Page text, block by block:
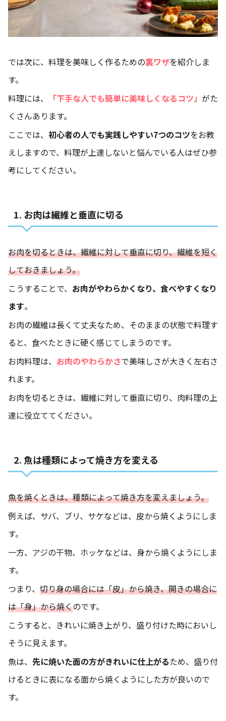
では次に、料理を美味しく作るための裏ワザを紹介しま
す。
料理には、
「下手な人でも簡単に美味しくなるコツ」 がた
くさんあります。
ここでは、 初心者の人でも実践しやすい7つのコツをお教
えしますので、料理が上達しないと悩んでいる人はぜひ参
考にしてください。
1. お肉は繊維と垂直に切る
お肉を切るときは、繊維に対して垂直に切り、繊維を短く
しておきましょう。
こうすることで、 お肉がやわらかくなり、食べやすくなり
ます。
お肉の繊維は長くて丈夫なため、そのままの状態で料理す
ると、食べたときに硬く感じてしまうのです。
お肉料理は、 お肉のやわらかさで美味しさが大きく左右さ
れます。
お肉を切るときは、繊維に対して垂直に切り、肉料理の上
達に役立ててください。
2. 魚は種類によって焼き方を変える
魚を焼くときは、種類によって焼き方を変えましょう。
例えば、サバ、ブリ、サケなどは、皮から焼くようにしま
す。
一方、アジの干物、ホッケなどは、身から焼くようにしま
す。
つまり、 切り身の場合には「皮」から焼き、開きの場合に
は「身」から焼くのです。
こうすると、きれいに焼き上がり、盛り付けた時においし
そうに見えます。
魚は、 先に焼いた面の方がきれいに仕上がるため、盛り付
けるときに表になる面から焼くようにした方が良いので
す。